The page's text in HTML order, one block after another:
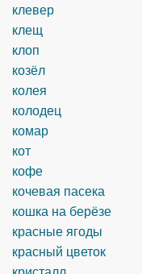
клевер
клещ
клоп
козёл
колея
колодец
комар
кот
кофе
кочевая пасека
кошка на берёзе
красные ягоды
красный цветок
кристалл